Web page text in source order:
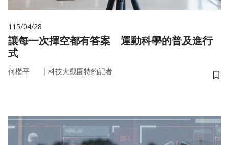
115/04/28
讓每一次揮空都有答案 運動科學的普及進行
式
何楷平 ｜ 科技大觀園特約記者
儲